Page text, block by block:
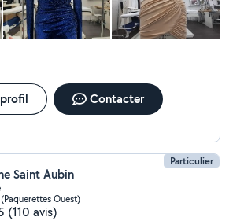
Contacter
Particulier
Saint Aubin
Ouest)
(110 avis)